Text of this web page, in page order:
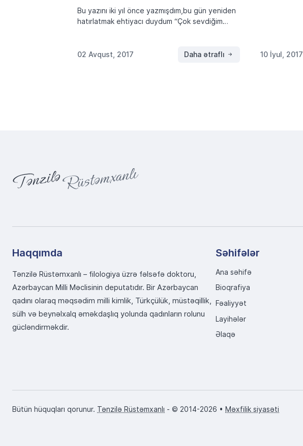
Bu yazını iki yıl önce yazmışdım,bu gün yeniden
hatırlatmak ehtiyacı duydum “Çok sevdiğim
Atatürk? Türk milleti neden unutmuyor […]
02 Avqust, 2017 Daha ətraflı
10 İyul, 2017
Haqqımda
Tənzilə Rüstəmxanlı – filologiya üzrə fəlsəfə doktoru,
Azərbaycan Milli Məclisinin deputatıdır. Bir Azərbaycan
qadını olaraq məqsədim milli kimlik, Türkçülük, müstəqillik,
sülh və beynəlxalq əməkdaşlıq yolunda qadınların rolunu
gücləndirməkdir.
Səhifələr
Ana səhifə
Bioqrafiya
Fəaliyyət
Layihələr
Əlaqə
Bütün hüquqları qorunur. Tənzilə Rüstəmxanlı - © 2014-2026 • Məxfilik siyasəti